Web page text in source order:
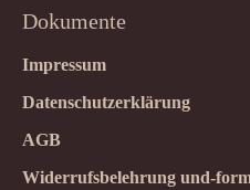
Dokumente
Impressum
Datenschutzerklärung
AGB
Widerrufsbelehrung und-